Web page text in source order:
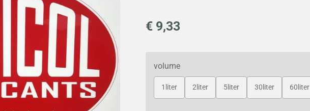
€ 9,33
volume
1liter 2liter 5liter 30liter 60liter